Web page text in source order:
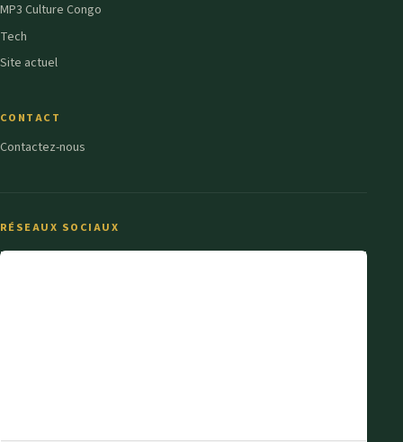
MP3 Culture Congo
Tech
Site actuel
CONTACT
Contactez-nous
RÉSEAUX SOCIAUX